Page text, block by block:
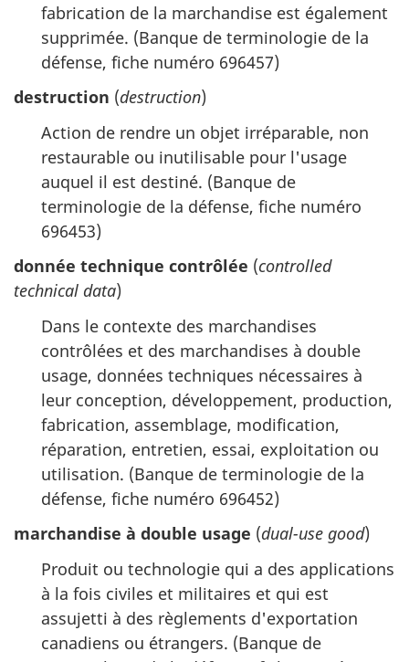
fabrication de la marchandise est également
supprimée. (Banque de terminologie de la
défense, fiche numéro 696457)
destruction (destruction)
Action de rendre un objet irréparable, non
restaurable ou inutilisable pour l'usage
auquel il est destiné. (Banque de
terminologie de la défense, fiche numéro
696453)
donnée technique contrôlée (controlled
technical data)
Dans le contexte des marchandises
contrôlées et des marchandises à double
usage, données techniques nécessaires à
leur conception, développement, production,
fabrication, assemblage, modification,
réparation, entretien, essai, exploitation ou
utilisation. (Banque de terminologie de la
défense, fiche numéro 696452)
marchandise à double usage (dual-use good)
Produit ou technologie qui a des applications
à la fois civiles et militaires et qui est
assujetti à des règlements d'exportation
canadiens ou étrangers. (Banque de